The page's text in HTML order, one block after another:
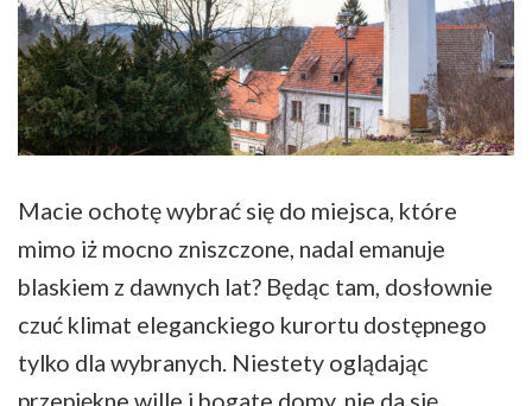
Macie ochotę wybrać się do miejsca, które
mimo iż mocno zniszczone, nadal emanuje
blaskiem z dawnych lat? Będąc tam, dosłownie
czuć klimat eleganckiego kurortu dostępnego
tylko dla wybranych. Niestety oglądając
przepiękne wille i bogate domy, nie da się